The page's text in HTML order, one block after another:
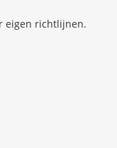
eigen richtlijnen.